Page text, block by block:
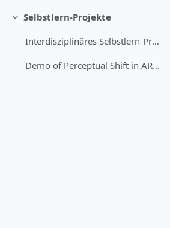
Einklappen
Selbstlern-Projekte
Interdisziplinäres Selbstlern-Projekt: BITS in Motion – From Digital Illusion to Physical Reality - Perceptual Shift (Englisch)
Demo of Perceptual Shift in AR-Viewer